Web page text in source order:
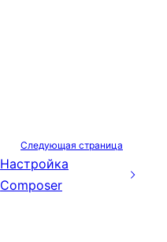
Следующая страница
Настройка
Composer